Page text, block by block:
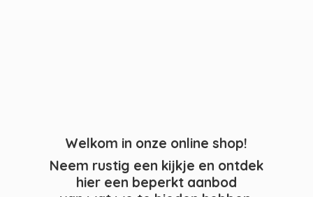
Welkom in onze online shop!
Neem rustig een kijkje en ontdek
hier een beperkt aanbod